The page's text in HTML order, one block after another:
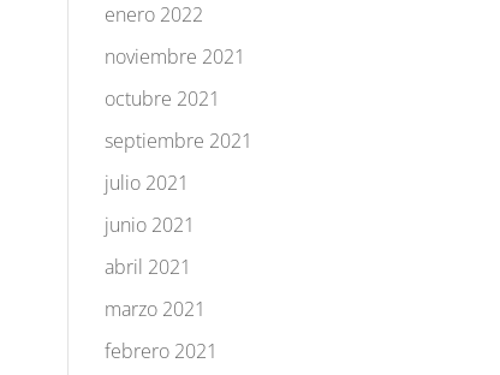
enero 2022
noviembre 2021
octubre 2021
septiembre 2021
julio 2021
junio 2021
abril 2021
marzo 2021
febrero 2021